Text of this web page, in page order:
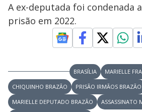
A ex-deputada foi condenada
prisão em 2022.
BRASÍLIA MARIELLE
CHIQUINHO BRAZÃO
PRISÃO IRMÃOS BRAZÃO
MARIELLE DEPUTADO BRAZÃO
ASSASSINATO